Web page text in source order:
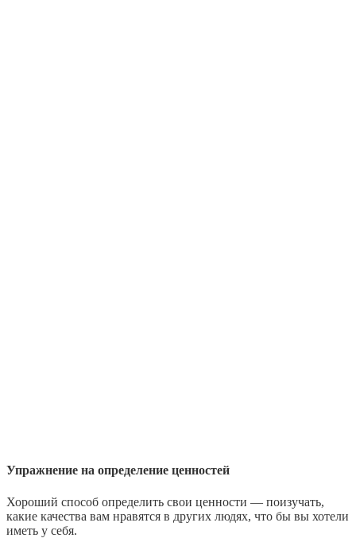
Упражнение на определение ценностей
Хороший способ определить свои ценности — поизучать,
какие качества вам нравятся в других людях, что бы вы хотели
иметь у себя.